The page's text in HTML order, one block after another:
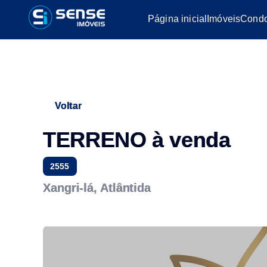
Página inicial Imóveis
Voltar
TERRENO à venda
2555
Xangri-lá, Atlântida